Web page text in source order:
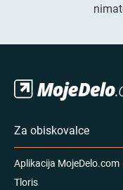
Za obiskovalce
Aplikacija MojeDelo.com
Tloris